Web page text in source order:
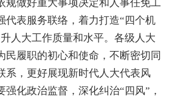
规做好重大事项决定和人事任免工
代表服务联络，着力打造“四个机
人大工作质量和水平。各级人大
民履职的初心和使命，不断密切同
系，更好展现新时代人大代表风
强化政治监督，深化纠治“四风”，